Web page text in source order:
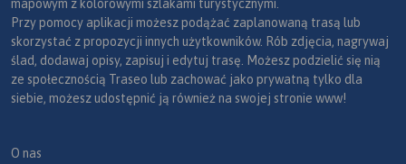
mapowym z kolorowymi szlakami turystycznymi.
Przy pomocy aplikacji możesz podążać zaplanowaną trasą lub
skorzystać z propozycji innych użytkowników. Rób zdjęcia, nagrywaj
ślad, dodawaj opisy, zapisuj i edytuj trasę. Możesz podzielić się nią
ze społecznością Traseo lub zachować jako prywatną tylko dla
siebie, możesz udostępnić ją również na swojej stronie www!
O nas